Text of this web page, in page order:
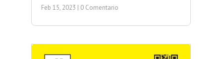
Feb 15, 2023 | 0 Comentario